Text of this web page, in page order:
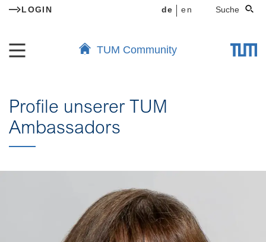
LOGIN de en Suche
TUM Community
Profile unserer TUM
Ambassadors